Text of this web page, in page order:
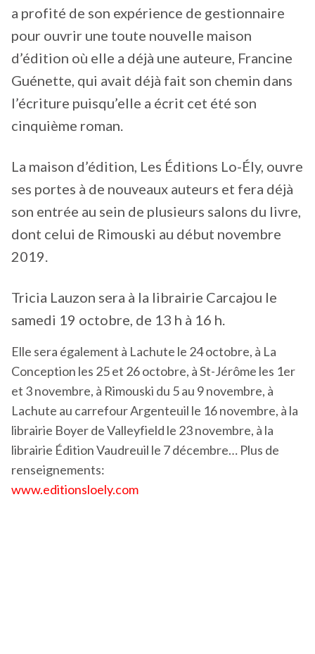
a profité de son expérience de gestionnaire
pour ouvrir une toute nouvelle maison
d’édition où elle a déjà une auteure, Francine
Guénette, qui avait déjà fait son chemin dans
l’écriture puisqu’elle a écrit cet été son
cinquième roman.
La maison d’édition, Les Éditions Lo-Ély, ouvre
ses portes à de nouveaux auteurs et fera déjà
son entrée au sein de plusieurs salons du livre,
dont celui de Rimouski au début novembre
2019.
Tricia Lauzon sera à la librairie Carcajou le
samedi 19 octobre, de 13 h à 16 h.
Elle sera également à Lachute le 24 octobre, à La
Conception les 25 et 26 octobre, à St-Jérôme les 1er
et 3 novembre, à Rimouski du 5 au 9 novembre, à
Lachute au carrefour Argenteuil le 16 novembre, à la
librairie Boyer de Valleyfield le 23 novembre, à la
librairie Édition Vaudreuil le 7 décembre… Plus de
renseignements:
www.editionsloely.com